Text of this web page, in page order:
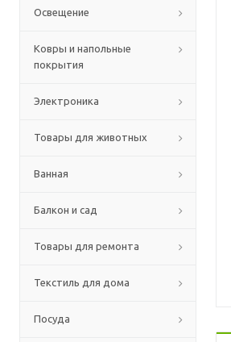
Освещение
Ковры и напольные
покрытия
Электроника
Товары для животных
Ванная
Балкон и сад
Товары для ремонта
Текстиль для дома
Посуда